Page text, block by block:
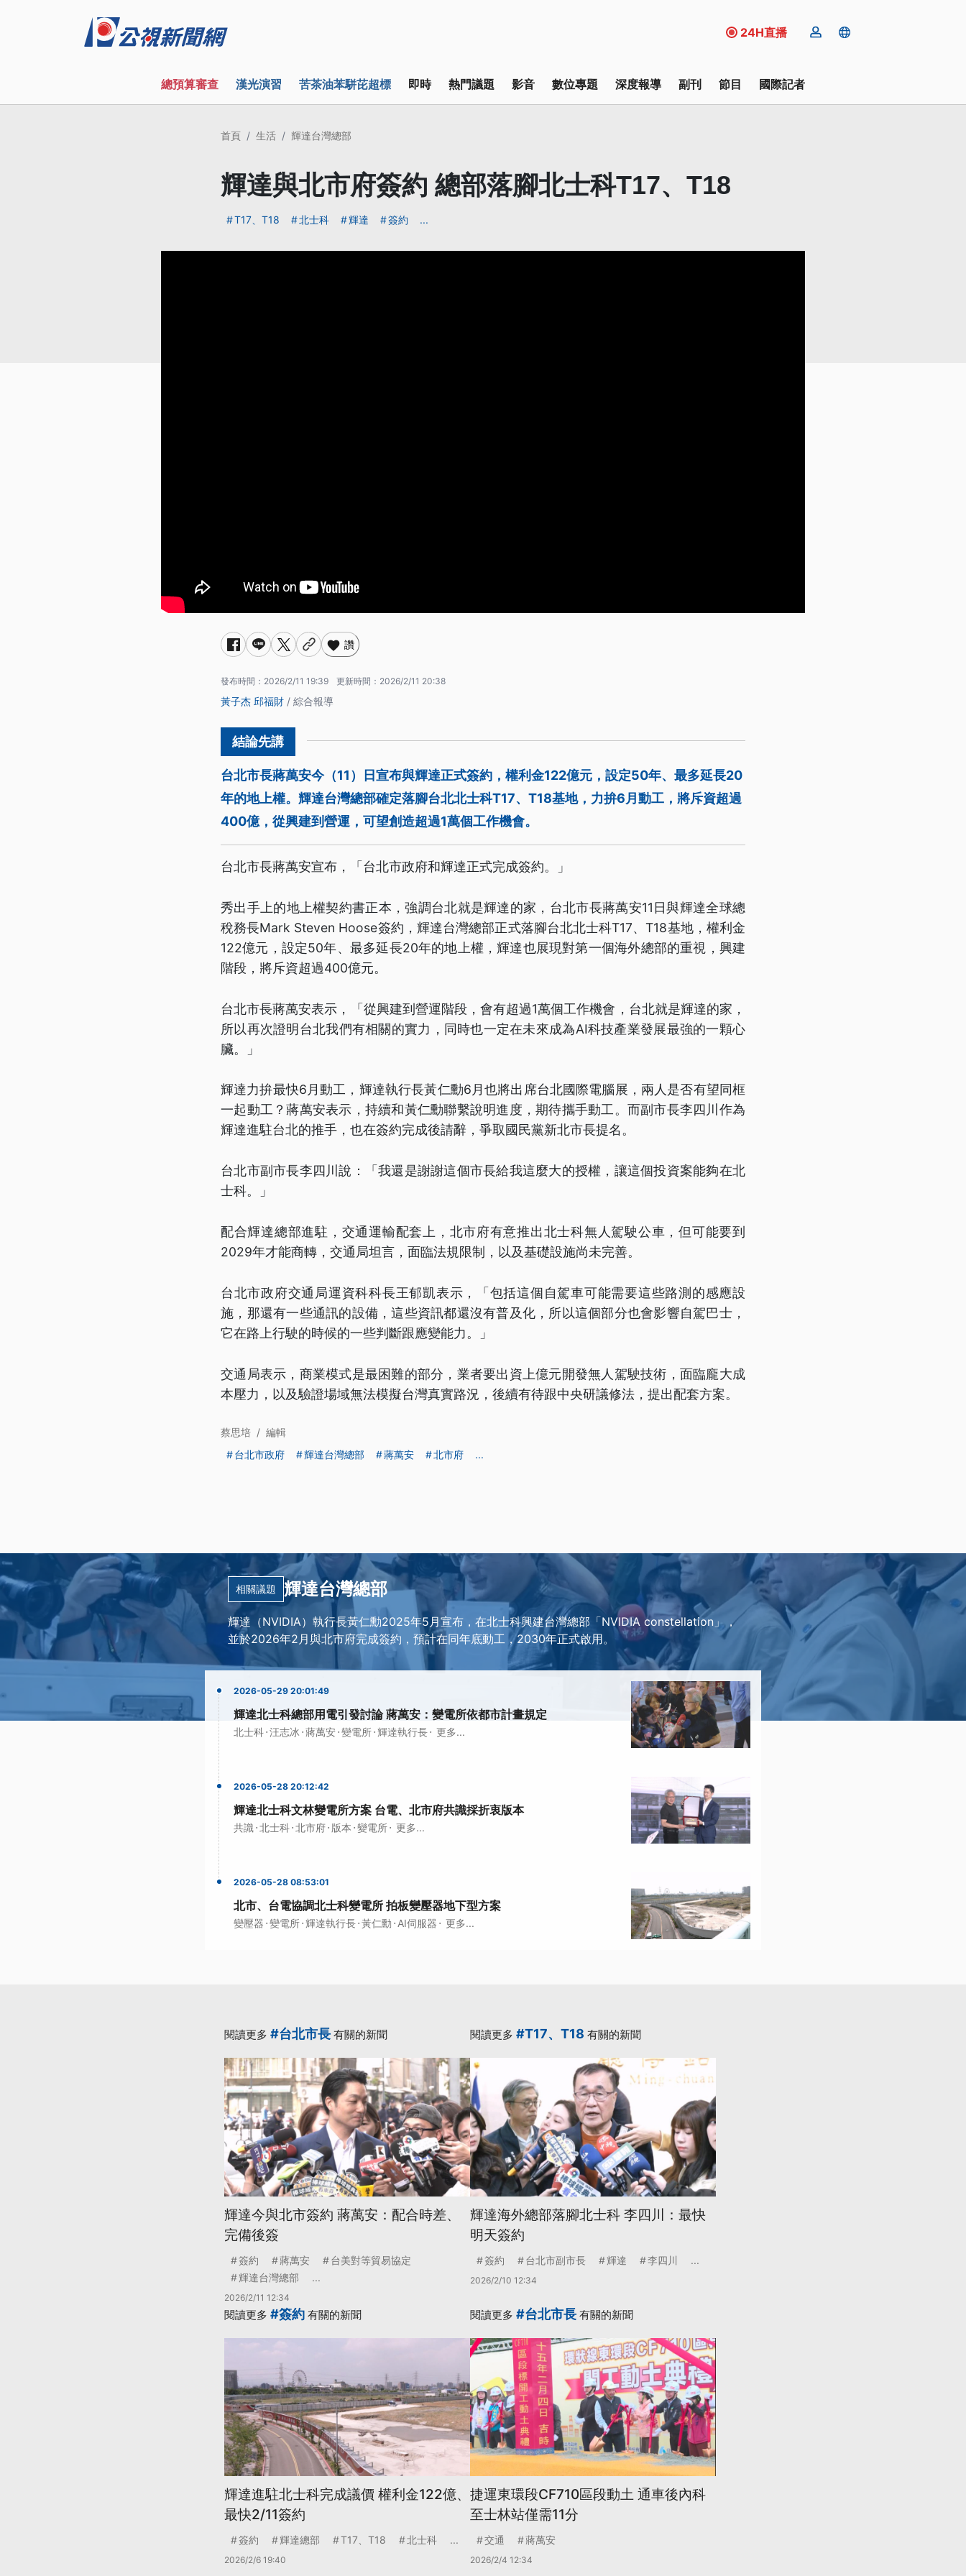
24H直播
總預算審查 漢光演習 苦茶油苯駢芘超標 即時 熱門議題 影音 數位專題 深度報導 副刊 節目 國際記者
首頁 生活 輝達台灣總部
輝達與北市府簽約 總部落腳北士科T17、T18
T17、T18 北士科 輝達 簽約 ...
讚
發布時間： 2026/2/11 19:39 更新時間： 2026/2/11 20:38
黃子杰 邱福財 / 綜合報導
台北市長蔣萬安今（11）日宣布與輝達正式簽約，權利金122億元，設定50年、最多延長20
年的地上權。輝達台灣總部確定落腳台北北士科T17、T18基地，力拚6月動工，將斥資超過
400億，從興建到營運，可望創造超過1萬個工作機會。
台北市長蔣萬安宣布，「台北市政府和輝達正式完成簽約。」
秀出手上的地上權契約書正本，強調台北就是輝達的家，台北市長蔣萬安11日與輝達全球總
稅務長Mark Steven Hoose簽約，輝達台灣總部正式落腳台北北士科T17、T18基地，權利金
122億元，設定50年、最多延長20年的地上權，輝達也展現對第一個海外總部的重視，興建
階段，將斥資超過400億元。
台北市長蔣萬安表示，「從興建到營運階段，會有超過1萬個工作機會，台北就是輝達的家，
所以再次證明台北我們有相關的實力，同時也一定在未來成為AI科技產業發展最強的一顆心
臟。」
輝達力拚最快6月動工，輝達執行長黃仁勳6月也將出席台北國際電腦展，兩人是否有望同框
一起動工？蔣萬安表示，持續和黃仁勳聯繫說明進度，期待攜手動工。而副市長李四川作為
輝達進駐台北的推手，也在簽約完成後請辭，爭取國民黨新北市長提名。
台北市副市長李四川說：「我還是謝謝這個市長給我這麼大的授權，讓這個投資案能夠在北
士科。」
配合輝達總部進駐，交通運輸配套上，北市府有意推出北士科無人駕駛公車，但可能要到
2029年才能商轉，交通局坦言，面臨法規限制，以及基礎設施尚未完善。
台北市政府交通局運資科科長王郁凱表示，「包括這個自駕車可能需要這些路測的感應設
施，那還有一些通訊的設備，這些資訊都還沒有普及化，所以這個部分也會影響自駕巴士，
它在路上行駛的時候的一些判斷跟應變能力。」
交通局表示，商業模式是最困難的部分，業者要出資上億元開發無人駕駛技術，面臨龐大成
本壓力，以及驗證場域無法模擬台灣真實路況，後續有待跟中央研議修法，提出配套方案。
蔡思培 / 編輯
台北市政府
輝達台灣總部 蔣萬安 北市府 ...
相關議題 輝達台灣總部
輝達（NVIDIA）執行長黃仁勳2025年5月宣布，在北士科興建台灣總部「NVIDIA constellation」，
並於2026年2月與北市府完成簽約，預計在同年底動工，2030年正式啟用。
2026-05-29 20:01:49
輝達北士科總部用電引發討論 蔣萬安：變電所依都市計畫規定
北士科·汪志冰 ·蔣萬安·變電所·輝達執行長· 更多...
2026-05-28 20:12:42
輝達北士科文林變電所方案 台電、北市府共識採折衷版本
共識 ·北士科·北市府· 版本 ·變電所· 更多...
2026-05-28 08:53:01
北市、台電協調北士科變電所 拍板變壓器地下型方案
變壓器 ·變電所·輝達執行長·黃仁勳 · AI伺服器 · 更多...
閱讀更多 #台北市長 有關的新聞
輝達今與北市簽約 蔣萬安：配合時差、
完備後簽
簽約 蔣萬安
台美對等貿易協定
輝達台灣總部
...
2026/2/11 12:34
閱讀更多 #T17、T18 有關的新聞
輝達海外總部落腳北士科 李四川：最快
明天簽約
簽約 台北市副市長 輝達 李四川 ...
2026/2/10 12:34
閱讀更多 #簽約 有關的新聞
輝達進駐北士科完成議價 權利金122億、
最快2/11簽約
簽約 輝達總部 T17、T18 北士科 ...
2026/2/6 19:40
閱讀更多 #台北市長 有關的新聞
捷運東環段CF710區段動土 通車後內科
至士林站僅需11分
交通 蔣萬安
2026/2/4 12:34